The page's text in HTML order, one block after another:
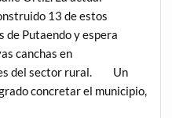
13 de estos
Putaendo y espera
canchas en
del sector rural. Un
concretar el municipio,